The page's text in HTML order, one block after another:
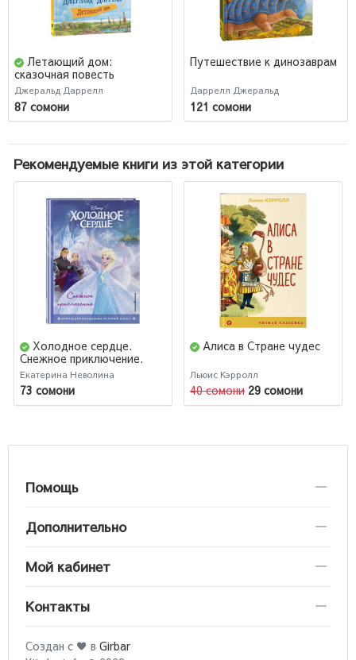
Летающий дом:
сказочная повесть
Джеральд Даррелл
87 сомони
Путешествие к динозаврам
Даррелл Джеральд
121 сомони
Рекомендуемые книги из этой категории
Холодное сердце.
Снежное приключение.
Книга для чтения с
цветными картинками
Екатерина Неволина
73 сомони
Алиса в Стране чудес
Льюис Кэрролл
40 сомони 29 сомони
Помощь
Дополнительно
Мой кабинет
Контакты
Создан с ♥ в Girbar